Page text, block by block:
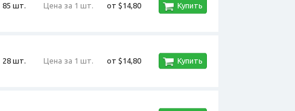
85 шт. Цена за 1 шт. от $14,80 Купить
28 шт. Цена за 1 шт. от $14,80 Купить